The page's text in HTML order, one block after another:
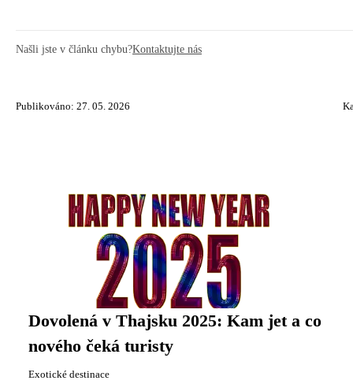
Našli jste v článku chybu?Kontaktujte nás
Publikováno: 27. 05. 2026
Dovolená v Thajsku 2025: Kam jet a co
nového čeká turisty
Exotické destinace